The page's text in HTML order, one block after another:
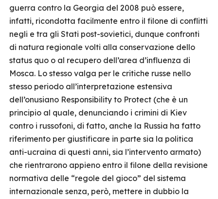
guerra contro la Georgia del 2008 può essere,
infatti, ricondotta facilmente entro il filone di conflitti
negli e tra gli Stati post-sovietici, dunque confronti
di natura regionale volti alla conservazione dello
status quo o al recupero dell’area d’influenza di
Mosca. Lo stesso valga per le critiche russe nello
stesso periodo all’interpretazione estensiva
dell’onusiano Responsibility to Protect (che è un
principio al quale, denunciando i crimini di Kiev
contro i russofoni, di fatto, anche la Russia ha fatto
riferimento per giustificare in parte sia la politica
anti-ucraina di questi anni, sia l’intervento armato)
che rientrarono appieno entro il filone della revisione
normativa delle “regole del gioco” del sistema
internazionale senza, però, mettere in dubbio la